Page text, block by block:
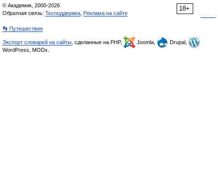
18+
© Академик, 2000-2026
Обратная связь: Техподдержка Реклама на сайте
👣 Путешествия
Экспорт словарей на сайты , сделанные на PHP, Joomla,
Drupal,
WordPress, MODx.